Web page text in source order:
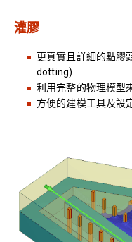
灌膠
更真實且詳細的點膠
dotting)
利用完整的物理模型
方便的建模工具及設